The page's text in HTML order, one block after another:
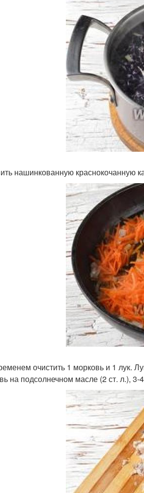
нашинкованную краснокочанную
очистить 1 морковь и 1 лук.
на подсолнечном масле (2 ст. л.), 3-